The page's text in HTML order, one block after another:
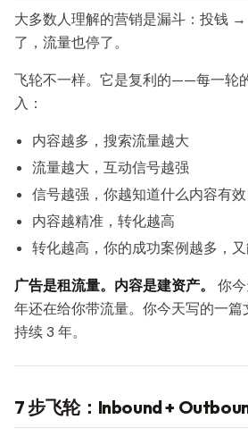
大多数人理解的营销是漏斗：投钱
了，流量也停了。
飞轮不一样。它是复利的——每一轮
入：
内容越多，搜索流量越大
流量越大，互动信号越强
信号越强，你越知道什么内容有效
内容越精准，转化越高
转化越高，你的成功案例越多，
广告是租流量。内容是建资产。
你
年还在给你带流量。你今天写的一篇
持续 3 年。
7 步飞轮：Inbound +